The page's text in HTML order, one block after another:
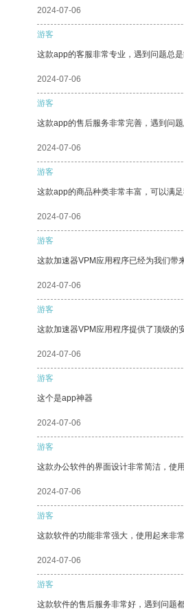
2024-07-06
游客
这款app的客服非常专业，遇到问题总
2024-07-06
游客
这款app的售后服务非常完善，遇到问
2024-07-06
游客
这款app的商品种类非常丰富，可以满足
2024-07-06
游客
这款加速器VPM应用程序已经为我们带
2024-07-06
游客
这款加速器VPM应用程序提供了顶级的
2024-07-06
游客
这个是app神器
2024-07-06
游客
这款办公软件的界面设计非常简洁，使
2024-07-06
游客
这款软件的功能非常强大，使用起来非常
2024-07-06
游客
这款软件的售后服务非常好，遇到问题